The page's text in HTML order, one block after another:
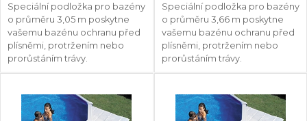
Speciální podložka pro bazény
o průměru 3,05 m poskytne
vašemu bazénu ochranu před
plísněmi, protržením nebo
prorůstáním trávy.
Speciální podložka pro bazény
o průměru 3,66 m poskytne
vašemu bazénu ochranu před
plísněmi, protržením nebo
prorůstáním trávy.